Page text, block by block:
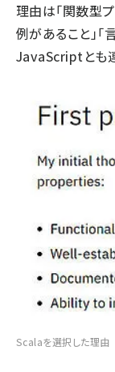
理由は「関数型
例があること」「
JavaScriptとも
Scalaを選択した理由